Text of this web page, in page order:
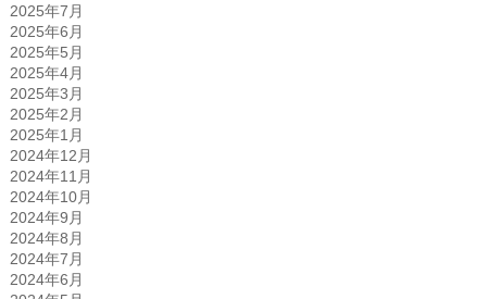
2025年7月
2025年6月
2025年5月
2025年4月
2025年3月
2025年2月
2025年1月
2024年12月
2024年11月
2024年10月
2024年9月
2024年8月
2024年7月
2024年6月